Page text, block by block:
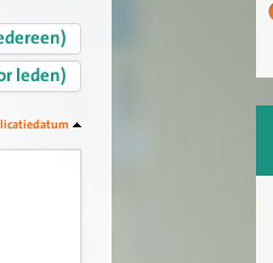
leden)